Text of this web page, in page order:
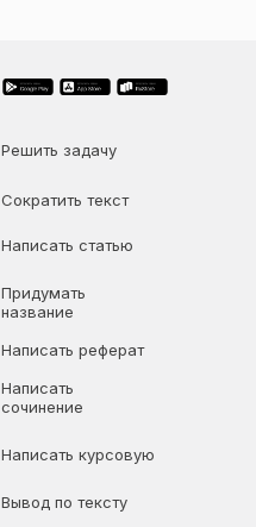
Решить задачу
Сократить текст
Написать статью
Придумать
название
Написать реферат
Написать
сочинение
Написать курсовую
Вывод по тексту